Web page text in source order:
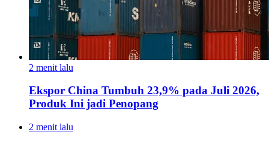
2 menit lalu
Ekspor China Tumbuh 23,9% pada Juli 2026,
Produk Ini jadi Penopang
2 menit lalu